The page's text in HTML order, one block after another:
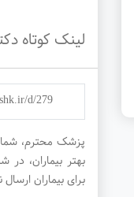
لینک کوتاه
d/279
پزشک محترم،
بهتر بیماران،
برای بیماران ارسال